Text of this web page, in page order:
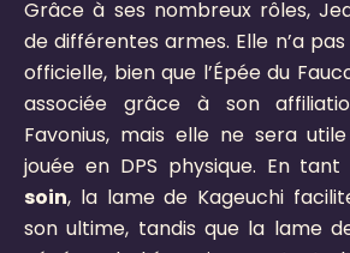
Grâce à ses nombreux rôles,
de différentes armes. Elle n’a
officielle, bien que l’Épée du
associée grâce à son
Favonius, mais elle ne sera
jouée en DPS physique. En
soin, la lame de Kageuchi
son ultime, tandis que la lame